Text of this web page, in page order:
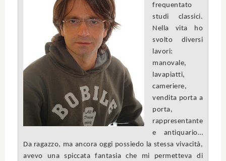
frequentato
studi classici.
Nella vita ho
svolto diversi
lavori:
manovale,
lavapiatti,
cameriere,
vendita porta a
porta,
rappresentante
e antiquario…
Da ragazzo, ma ancora oggi possiedo la stessa vivacità,
avevo una spiccata fantasia che mi permetteva di